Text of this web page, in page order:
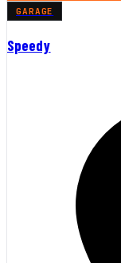
GARAGE
Speedy